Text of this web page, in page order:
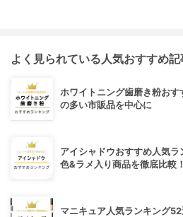
よく見られている人気おすすめ記
ホワイトニング歯磨き粉お
の多い市販品を中心に
アイシャドウおすすめ人気
色&ラメ入り商品を徹底比較！
マニキュア人気ランキング